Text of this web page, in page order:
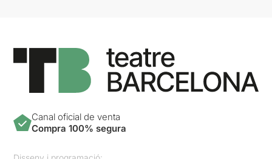
Canal oficial de venta
Compra 100% segura